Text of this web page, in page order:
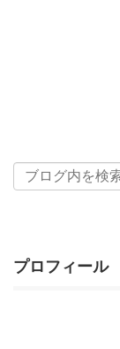
プロフィール